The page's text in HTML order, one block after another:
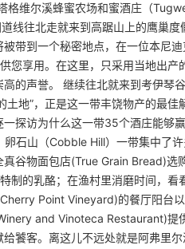
格维尔溪蜂蜜农场和蜜酒庄（
线往北走就来到高踞山上的鹰巢
带到一个秘密地点，在一位本尼迪
您享用。在这里，只采用当地出
的声誉。 继续往北就来到考伊琴
地”，正是这一带丰饶物产的最
探访为什么这一带35个酒庄能够
石山（Cobble Hill）一带集中了
谷物面包店(True Grain Bread)选
的乳酪；在渔村里消磨时间，看
Point Vineyard)的餐厅阳台
and Vinoteca Restaurant)提
饕客。离这儿不远处就是阿弗里